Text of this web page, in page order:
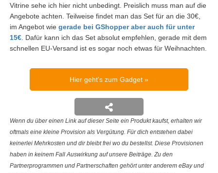
Vitrine sehe ich hier nicht unbedingt. Preislich muss man auf die
Angebote achten. Teilweise findet man das Set für an die 30€,
im Angebot wie gerade bei GShopper aber auch für unter
15€. Dafür kann ich das Set absolut empfehlen, gerade mit dem
schnellen EU-Versand ist es sogar noch etwas für Weihnachten.
Hier geht's zum Gadget
Wenn du über einen Link auf dieser Seite ein Produkt kaufst, erhalten wir
oftmals eine kleine Provision als Vergütung. Für dich entstehen dabei
keinerlei Mehrkosten und dir bleibt frei wo du bestellst. Diese Provisionen
haben in keinem Fall Auswirkung auf unsere Beiträge. Zu den
Partnerprogrammen und Partnerschaften gehört unter anderem eBay und